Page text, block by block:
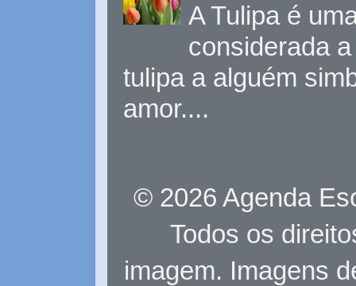
A Tulipa é
considerada
tulipa a alguém
amor....
© 2026 Agenda
Todos os
imagem. Imagens